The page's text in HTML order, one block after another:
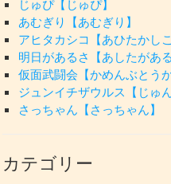
じゅぴ【じゅぴ】
あむぎり【あむぎり】
アヒタカシコ【あひたかしこ
明日があるさ【あしたがある
仮面武闘会【かめんぶとうか
ジュンイチザウルス【じゅ
さっちゃん【さっちゃん】
カテゴリー